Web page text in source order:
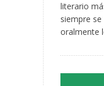
literario
siempre
oralmente